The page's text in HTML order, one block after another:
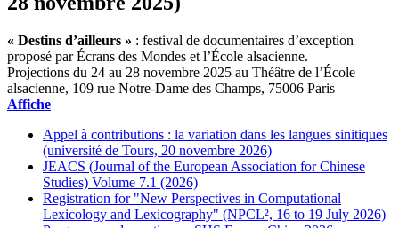
« Destins d’ailleurs » : festival de documentaires d’exception
proposé par Écrans des Mondes et l’École alsacienne.
Projections du 24 au 28 novembre 2025 au Théâtre de l’École
alsacienne, 109 rue Notre-Dame des Champs, 75006 Paris
Affiche
Appel à contributions : la variation dans les langues sinitiques
(université de Tours, 20 novembre 2026)
JEACS (Journal of the European Association for Chinese
Studies) Volume 7.1 (2026)
Registration for "New Perspectives in Computational
Lexicology and Lexicography" (NPCL², 16 to 19 July 2026)